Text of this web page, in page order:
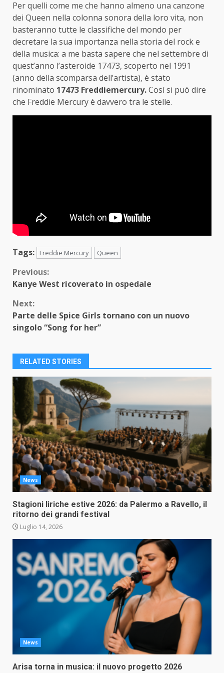
Per quelli come me che hanno almeno una canzone
dei Queen nella colonna sonora della loro vita, non
basteranno tutte le classifiche del mondo per
decretare la sua importanza nella storia del rock e
della musica: a me basta sapere che nel settembre di
quest’anno l’asteroide 17473, scoperto nel 1991
(anno della scomparsa dell’artista), è stato
rinominato 17473 Freddiemercury.Così si può dire
che Freddie Mercury è davvero tra le stelle.
Tags: Freddie Mercury Queen
Continue
Reading
Previous:
Kanye West ricoverato in ospedale
Next:
Parte delle Spice Girls tornano con un nuovo
singolo “Song for her”
RELATED STORIES
News
Stagioni liriche estive 2026: da Palermo a Ravello, il
ritorno dei grandi festival
Luglio 14, 2026
News
Arisa torna in musica: il nuovo progetto 2026